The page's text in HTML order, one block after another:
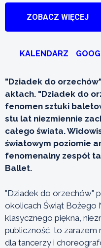
ZOBACZ WIĘCEJ
KALENDARZ
"Dziadek do
aktach. "Dziadek do
fenomen sztuki
stu lat niezmiennie
całego świata.
światowym poziomie
fenomenalny zespół
Ballet.
"Dziadek do orzechów"
okolicach Świąt Bożego
klasycznego piękna,
publiczność, to zarazem
dla tancerzy i